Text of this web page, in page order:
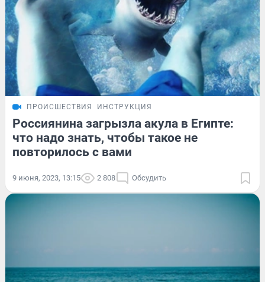
ПРОИСШЕСТВИЯ ИНСТРУКЦИЯ
Россиянина загрызла акула в Египте:
что надо знать, чтобы такое не
повторилось с вами
9 июня, 2023, 13:15 2 808 Обсудить